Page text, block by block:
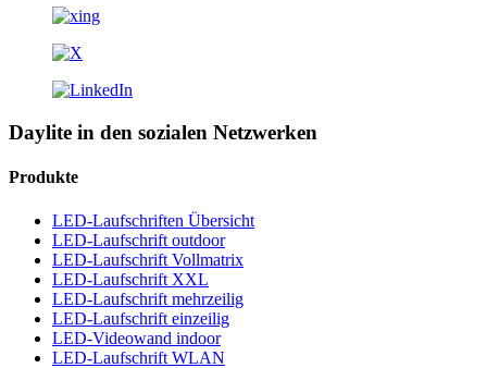
Daylite in den sozialen Netzwerken
Produkte
LED-Laufschriften Übersicht
LED-Laufschrift outdoor
LED-Laufschrift Vollmatrix
LED-Laufschrift XXL
LED-Laufschrift mehrzeilig
LED-Laufschrift einzeilig
LED-Videowand indoor
LED-Laufschrift WLAN